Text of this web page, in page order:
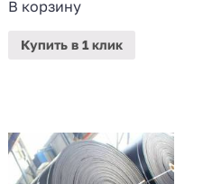
В корзину
Купить в 1 клик